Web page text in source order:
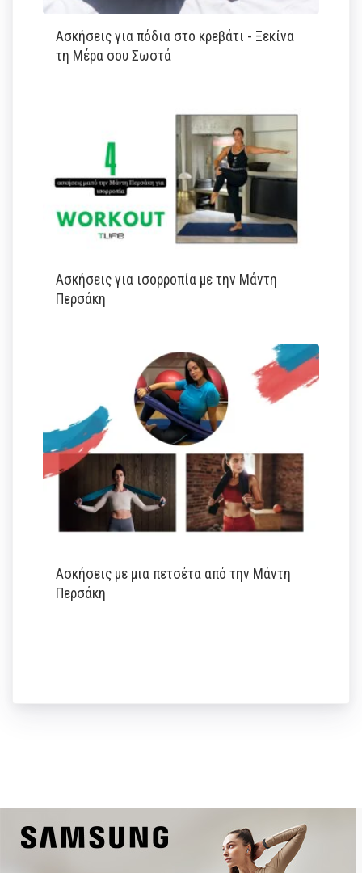
Ασκήσεις για πόδια στο κρεβάτι - Ξεκίνα
τη Μέρα σου Σωστά
Ασκήσεις για ισορροπία με την Μάντη
Περσάκη
Ασκήσεις με μια πετσέτα από την Μάντη
Περσάκη